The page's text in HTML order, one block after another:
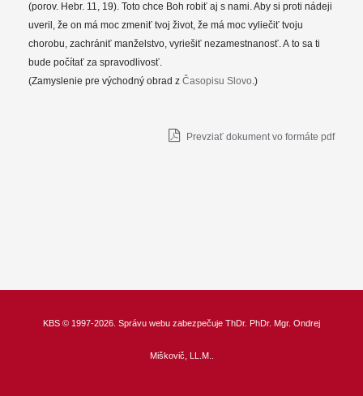
(porov. Hebr. 11, 19). Toto chce Boh robiť aj s nami. Aby si proti nádeji
uveril, že on má moc zmeniť tvoj život, že má moc vyliečiť tvoju
chorobu, zachrániť manželstvo, vyriešiť nezamestnanosť. A to sa ti
bude počítať za spravodlivosť.
(Zamyslenie pre východný obrad z Časopisu Slovo.)
Prevziať dokument vo formáte pdf
KBS © 1997-2026. Správu webu zabezpečuje ThDr. PhDr. Mgr. Ondrej
Miškovič, LL.M.